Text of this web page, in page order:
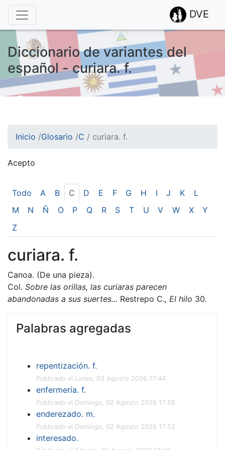
DVE
Diccionario de variantes del
español - curiara. f.
Inicio /Glosario /C / curiara. f.
Acepto
Esto nos ayuda a recolectar estadísticas de las visitas.
Todo A B C D E F G H I J K
L
M
N Ñ O P Q R S T U V W X
Y
Z
curiara. f.
Canoa. (De una pieza).
Col. Sobre las orillas, las curiaras parecen
abandonadas a sus suertes... Restrepo C., El hilo 30.
Palabras agregadas
repentización. f.
Publicado el Lunes, 03 Agosto 2026 17:44
enfermería. f.
Publicado el Domingo, 02 Agosto 2026 17:58
enderezado. m.
Publicado el Domingo, 02 Agosto 2026 17:52
interesado.